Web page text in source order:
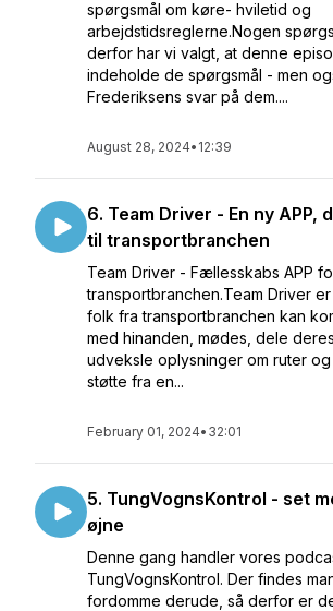
spørgsmål om køre- hviletid og
arbejdstidsreglerne.Nogen
derfor har vi valgt, at denne
indeholde de spørgsmål - men
Frederiksens svar på dem....
August 28, 2024• 12:39
6. Team Driver - En ny APP,
til transportbranchen
Team Driver - Fællesskabs APP
transportbranchen.Team Driver
folk fra transportbranchen kan
med hinanden, mødes, dele
udveksle oplysninger om ruter
støtte fra en...
February 01, 2024• 32:01
5. TungVognsKontrol - set
øjne
Denne gang handler vores
TungVognsKontrol. Der findes
fordomme derude, så derfor er